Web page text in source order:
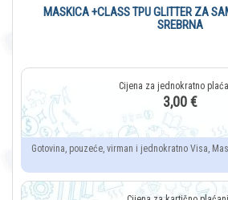
MASKICA +CLASS TPU GLITTER ZA
SREBRNA
3,00 €
Gotovina, pouzeće, virman i jednokratno Visa,